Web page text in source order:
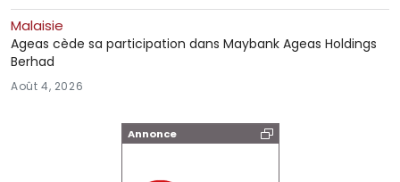
Annonce
Malaisie
Ageas cède sa participation dans Maybank Ageas Holdings
Berhad
Août 4, 2026